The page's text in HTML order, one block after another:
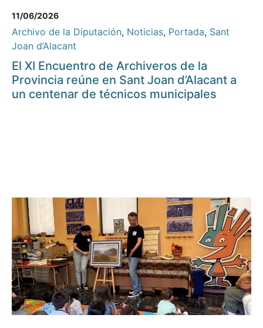
11/06/2026
Archivo de la Diputación, Noticias, Portada, Sant
Joan d’Alacant
El XI Encuentro de Archiveros de la
Provincia reúne en Sant Joan d’Alacant a
un centenar de técnicos municipales